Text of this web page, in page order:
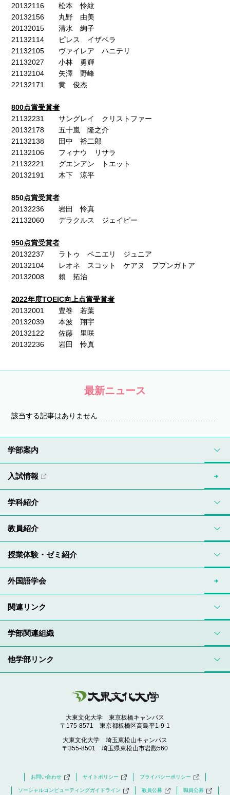
20132116 松本 怜紋
20132156 丸野 由美
20132015 清水 絢子
21132114 ピレス イザベラ
21132105 ヴァイレア ハニテリ
21132027 小林 勇輝
21132104 矢澤 野峰
22132171 黄 俊杰
800点賞受賞者
21132231 サングレイ クリストファー
20132178 五十嵐 隆之介
21132138 田中 裕二郎
21132106 フィナウ リサラ
21132221 グエンアン トエット
20132191 木下 涼平
850点賞受賞者
20132236 岩田 怜真
21132060 デラクルス ジェイピー
950点賞受賞者
20132237 ラトゥ ペニエリ ジュニア
20132104 レオネ スコット ケアヌ ププンガトア
20132008 賴 拓治
2022年度TOEIC向上点賞受賞者
20132001 豊巻 若葉
20132039 本波 翔宇
20132122 佐藤 里咲
20132236 岩田 怜真
最新ニュース
該当する記事はありません
学部関連組織
他学部リンク
大東文化大学 東京板橋キャンパス
〒175-8571 東京都板橋区高島平1-9-1
大東文化大学 埼玉東松山キャンパス
〒355-8501 埼玉県東松山市岩殿560
お問い合わせ サイトポリシー プライバシーポリシー
ソーシャルコンピューティングガイドライン 教員公募 職員公募
学部案内
入試情報
学科紹介
教員紹介
授業体験・ゼミ紹介
外国語学会
関連リンク